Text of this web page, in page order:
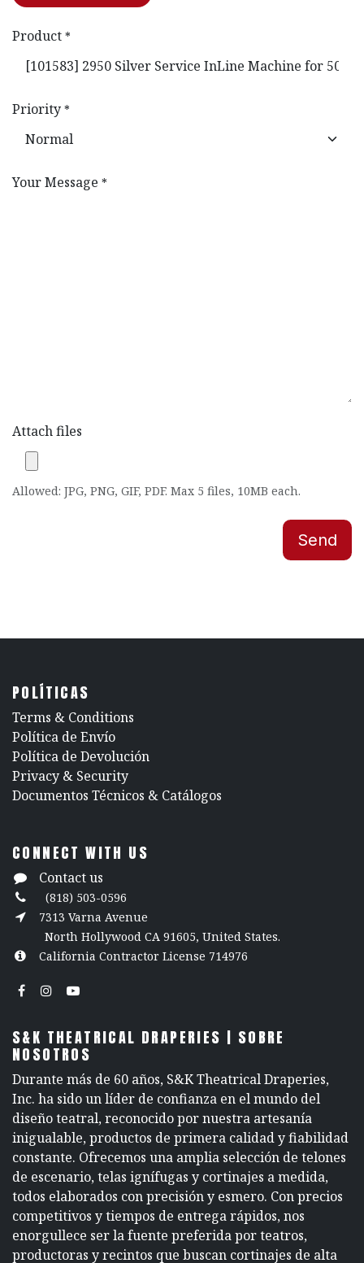
Product *
Priority *
Your Message *
Attach files
Allowed: JPG, PNG, GIF, PDF. Max 5 files, 10MB each.
Send
POLÍTICAS
​Terms & Conditions
Política de Envío
Política de Devolución
​Privacy & Security
​Documentos Técnicos & Catálogos
CONNECT WITH US
Contact us
(818) 503-0596
7313 Varna Avenue
North Hollywood CA 91605, United States.
California Contractor License 714976
S&K THEATRICAL DRAPERIES | SOBRE
NOSOTROS
Durante más de 60 años, S&K Theatrical Draperies,
Inc. ha sido un líder de confianza en el mundo del
diseño teatral, reconocido por nuestra artesanía
inigualable, productos de primera calidad y fiabilidad
constante. Ofrecemos una amplia selección de telones
de escenario, telas ignífugas y cortinajes a medida,
todos elaborados con precisión y esmero. Con precios
competitivos y tiempos de entrega rápidos, nos
enorgullece ser la fuente preferida por teatros,
productoras y recintos que buscan cortinajes de alta